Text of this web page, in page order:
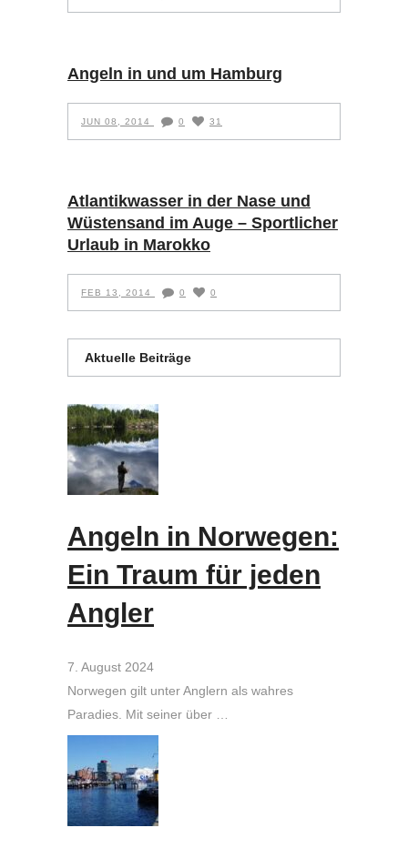
Angeln in und um Hamburg
JUN 08, 2014 0 31
Atlantikwasser in der Nase und
Wüstensand im Auge – Sportlicher
Urlaub in Marokko
FEB 13, 2014 0 0
Aktuelle Beiträge
Angeln in Norwegen:
Ein Traum für jeden
Angler
7. August 2024
Norwegen gilt unter Anglern als wahres
Paradies. Mit seiner über …